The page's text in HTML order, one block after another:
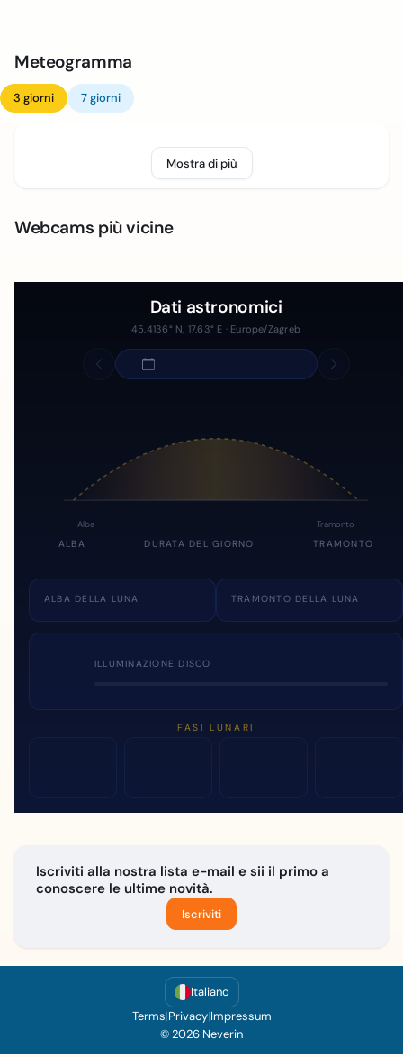
Meteogramma
3 giorni 7 giorni
Mostra di più
Webcams più vicine
Dati astronomici
45.4136° N, 17.63° E · Europe/Zagreb
Alba Tramonto
ALBA DURATA DEL GIORNO TRAMONTO
ALBA DELLA LUNA TRAMONTO DELLA LUNA
ILLUMINAZIONE DISCO
FASI LUNARI
Iscriviti alla nostra lista e-mail e sii il primo a
conoscere le ultime novità.
Iscriviti
Italiano
Terms|Privacy|Impressum
© 2026 Neverin